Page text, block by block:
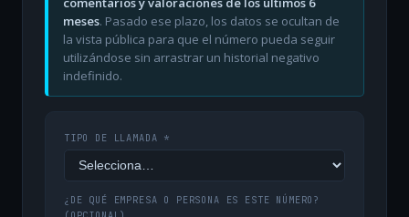
meses. Pasado ese plazo, los datos se ocultan de
la vista pública para que el número pueda seguir
utilizándose sin arrastrar un historial negativo
indefinido.
TIPO DE LLAMADA *
¿DE QUÉ EMPRESA O PERSONA ES ESTE NÚMERO?